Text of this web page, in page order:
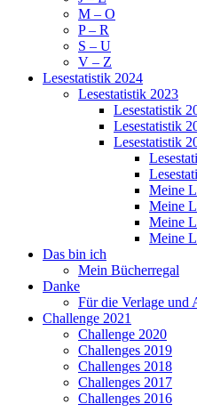
M – O
P – R
S – U
V – Z
Lesestatistik 2024
Lesestatistik 2023
Lesestatistik
Lesestatistik
Lesestatistik
Meine
Meine
Meine
Meine
Das bin ich
Mein Bücherregal
Danke
Für die Verlage und
Challenge 2021
Challenge 2020
Challenges 2019
Challenges 2018
Challenges 2017
Challenges 2016